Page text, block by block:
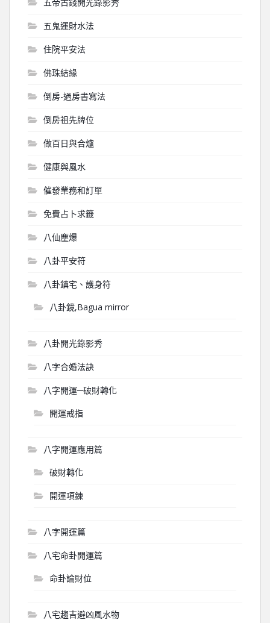
五鬼運財水法
住院平安法
佛珠結緣
倒房-過房書寫法
倒房祖先牌位
做百日與合爐
健康與風水
催發業務和訂單
免費占卜求籤
八仙塵爆
八卦平安符
八卦鎮宅、護身符
八卦鏡,Bagua mirror
八卦開光錄影秀
八字合婚法訣
八字開運─破財轉化
開運戒指
八字開運應用篇
破財轉化
開運項鍊
八字開運篇
八宅命卦開運篇
命卦論財位
八宅趨吉避凶風水物